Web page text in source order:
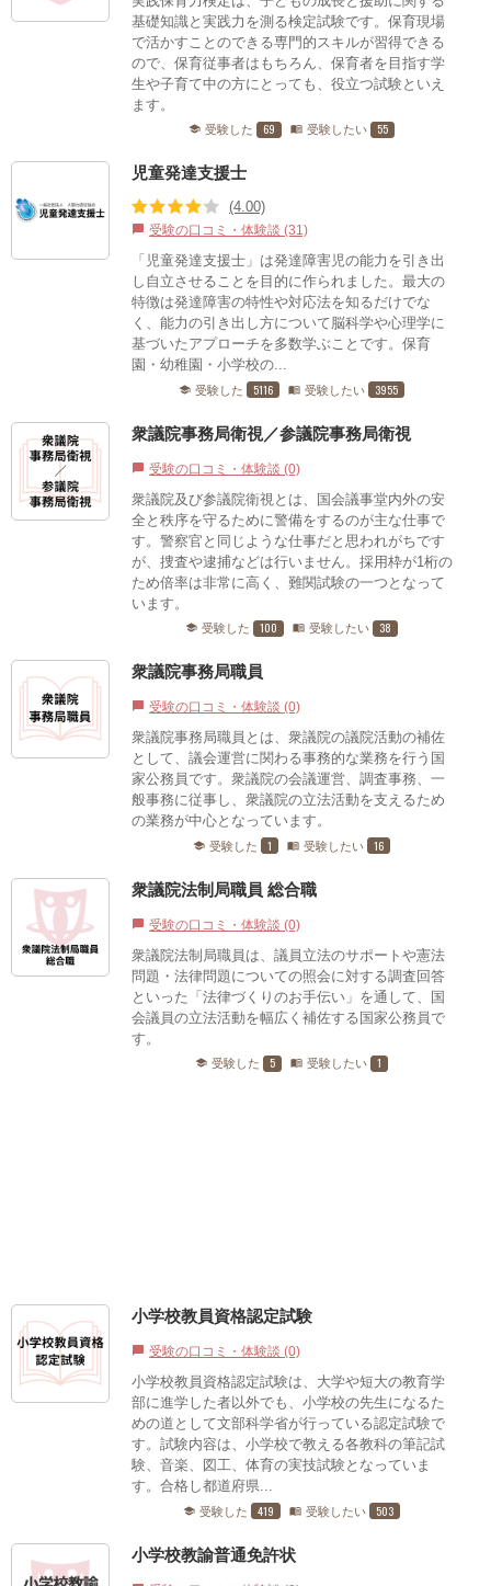
基礎知識と実践力を測る検定試験です。保育現場
で活かすことのできる専門的スキルが習得できる
ので、保育従事者はもちろん、保育者を目指す学
生や子育て中の方にとっても、役立つ試験といえ
ます。
school 受験した 69 menu_book 受験したい 55
児童発達支援士
(4.00)
chat_bubble 受験の口コミ・体験談 (31)
「児童発達支援士」は発達障害児の能力を引き出
し自立させることを目的に作られました。最大の
特徴は発達障害の特性や対応法を知るだけでな
く、能力の引き出し方について脳科学や心理学に
基づいたアプローチを多数学ぶことです。保育
園・幼稚園・小学校の...
school 受験した 5116 menu_book 受験したい 3955
衆議院事務局衛視／参議院事務局衛視
chat_bubble 受験の口コミ・体験談 (0)
衆議院及び参議院衛視とは、国会議事堂内外の安
全と秩序を守るために警備をするのが主な仕事で
す。警察官と同じような仕事だと思われがちです
が、捜査や逮捕などは行いません。採用枠が1桁の
ため倍率は非常に高く、難関試験の一つとなって
います。
school 受験した 100 menu_book 受験したい 38
衆議院事務局職員
chat_bubble 受験の口コミ・体験談 (0)
衆議院事務局職員とは、衆議院の議院活動の補佐
として、議会運営に関わる事務的な業務を行う国
家公務員です。衆議院の会議運営、調査事務、一
般事務に従事し、衆議院の立法活動を支えるため
の業務が中心となっています。
school 受験した 1 menu_book 受験したい 16
衆議院法制局職員 総合職
chat_bubble 受験の口コミ・体験談 (0)
衆議院法制局職員は、議員立法のサポートや憲法
問題・法律問題についての照会に対する調査回答
といった「法律づくりのお手伝い」を通して、国
会議員の立法活動を幅広く補佐する国家公務員で
す。
school 受験した 5 menu_book 受験したい 1
小学校教員資格認定試験
chat_bubble 受験の口コミ・体験談 (0)
小学校教員資格認定試験は、大学や短大の教育学
部に進学した者以外でも、小学校の先生になるた
めの道として文部科学省が行っている認定試験で
す。試験内容は、小学校で教える各教科の筆記試
験、音楽、図工、体育の実技試験となっていま
す。合格し都道府県...
school 受験した 419 menu_book 受験したい 503
小学校教諭普通免許状